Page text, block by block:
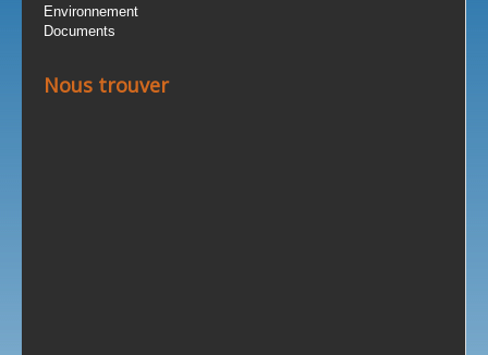
Environnement
Documents
Nous trouver